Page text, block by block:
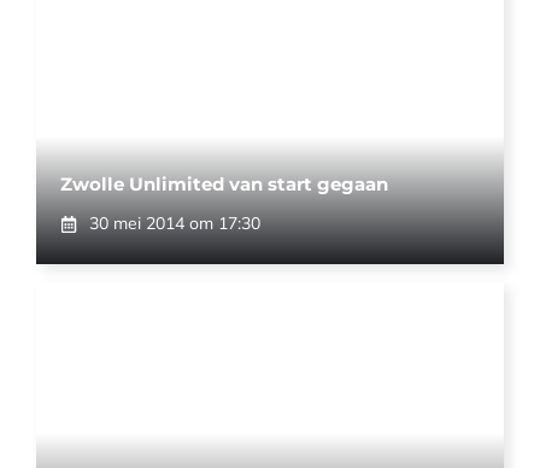
Zwolle Unlimited van start gegaan
30 mei 2014 om 17:30